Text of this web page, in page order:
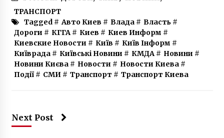
ТРАНСПОРТ
Tagged # Авто Киев # Влада# Власть#
Дороги # КГГА# Киев # Киев Информ #
Киевские Новости # Київ # Київ Інформ #
Київрада# Київські Новини # КМДА# Новини #
Новини Києва# Новости # Новости Киева#
Події# СМИ# Транспорт # Транспорт Киева
Next Post